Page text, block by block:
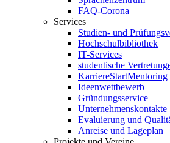
FAQ-Corona
Services
Studien- und
Hochschulbibliothek
IT-Services
studentische
KarriereStartMentoring
Ideenwettbewerb
Gründungsservice
Unternehmenskontakte
Evaluierung und
Anreise und Lageplan